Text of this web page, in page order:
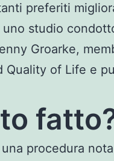
preferiti
studio
Groarke,
Quality of Life e
procedura